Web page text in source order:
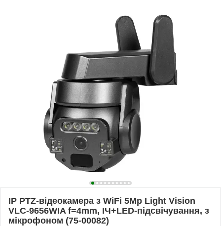
IP PTZ-відеокамера з WiFi 5Mp Light Vision
VLC-9656WIA f=4mm, ІЧ+LED-підсвічування, з
мікрофоном (75-00082)